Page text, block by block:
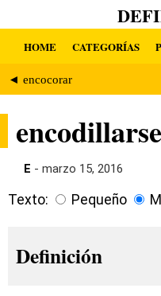
HOME CATEGORÍAS
◄ encocorar
encodillarse
E - marzo 15, 2016
Texto: Pequeño
Definición